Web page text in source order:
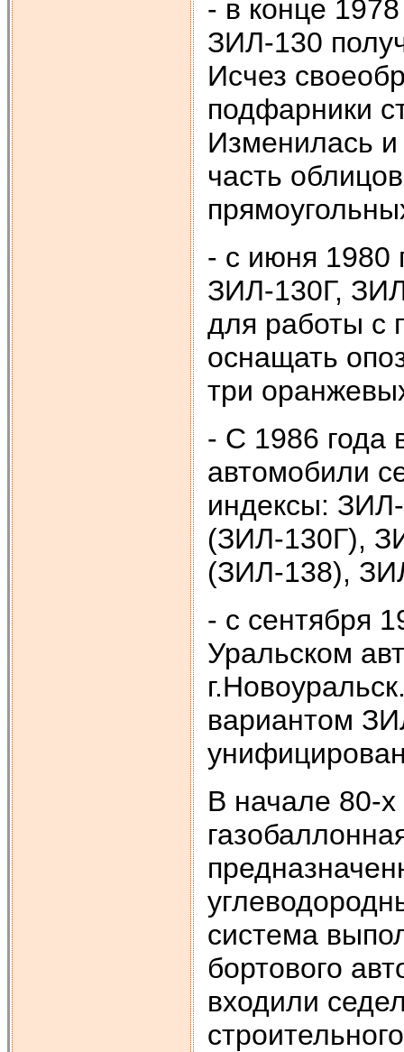
- в конце
ЗИЛ-130
Исчез
подфарники
Изменилась
часть
- с июня 1980
ЗИЛ-130Г,
для работы с
оснащать
три
- С 1986 года
автомобили
индексы:
(ЗИЛ-130Г),
(ЗИЛ-138),
- с сентября
Уральском
вариантом
В начале 80-х
система
бортового
входили